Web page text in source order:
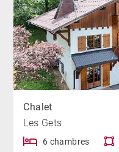
Chalet
Les Gets
6 chambres